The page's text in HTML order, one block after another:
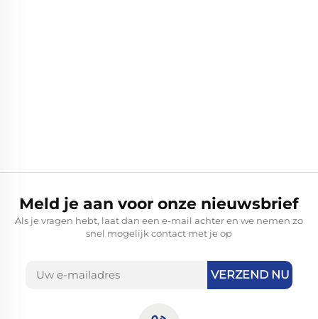
Meld je aan voor onze nieuwsbrief
Als je vragen hebt, laat dan een e-mail achter en we nemen zo
snel mogelijk contact met je op
VERZEND NU